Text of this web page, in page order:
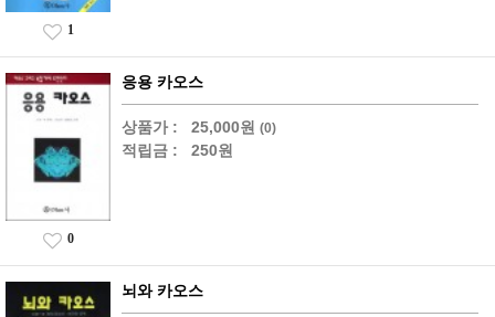
1
응용 카오스
상품가 : 25,000원 (0)
적립금 : 250원
0
뇌와 카오스